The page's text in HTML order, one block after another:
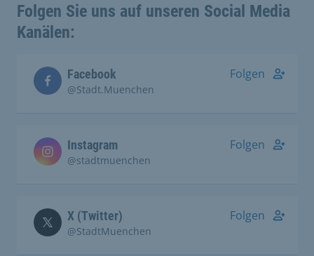
Folgen Sie uns auf unseren Social Media
Kanälen:
Facebook
@Stadt.Muenchen
Folgen
Instagram
@stadtmuenchen
Folgen
X (Twitter)
@StadtMuenchen
Folgen